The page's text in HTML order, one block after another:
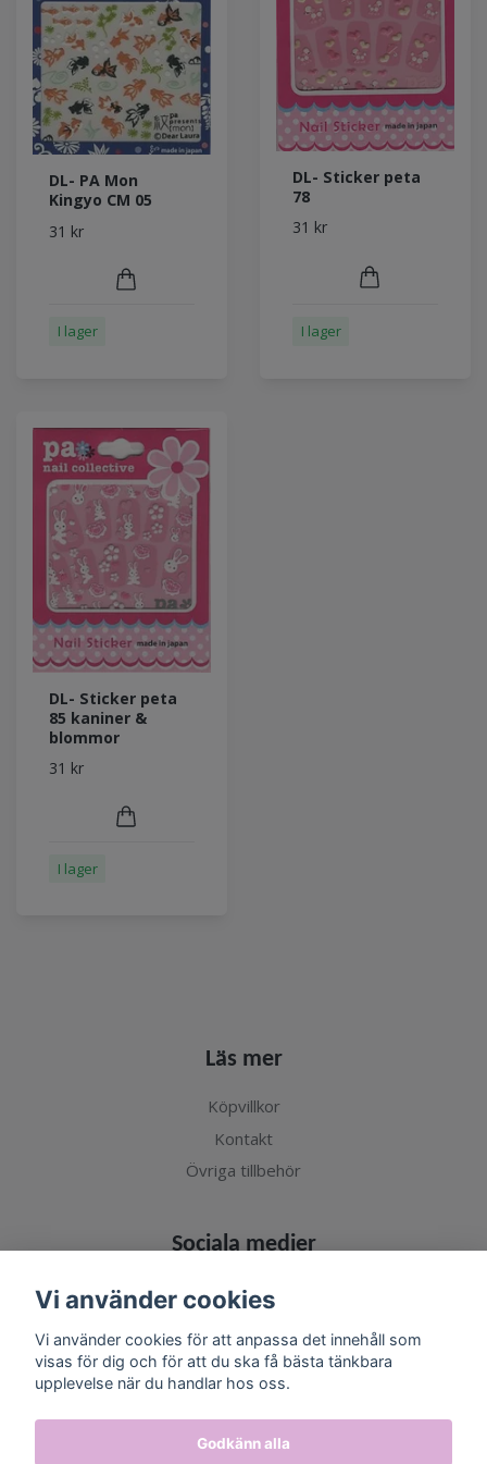
DL- PA Mon
Kingyo CM 05
31 kr
I lager
DL- Sticker peta
78
31 kr
I lager
DL- Sticker peta
85 kaniner &
blommor
31 kr
I lager
Läs mer
Köpvillkor
Kontakt
Övriga tillbehör
Sociala medier
Prenumerera på vårt nyhetsbrev
Vi använder cookies
Vi använder cookies för att anpassa det innehåll som
visas för dig och för att du ska få bästa tänkbara
upplevelse när du handlar hos oss.
Godkänn alla